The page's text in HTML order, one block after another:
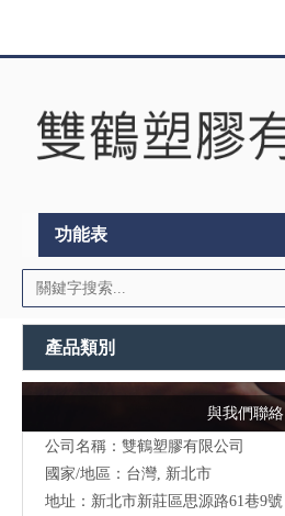
功能表
產品類別
與我們聯絡
公司名稱：雙鶴塑膠有限公司
國家/地區：台灣, 新北市
地址： 新北市新莊區思源路61巷9號